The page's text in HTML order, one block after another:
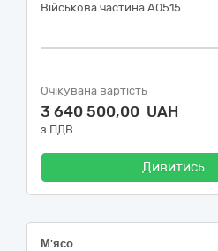
Військова частина А0515
Очікувана вартість
3 640 500,00 UAH
з ПДВ
Дивитись
М'ясо